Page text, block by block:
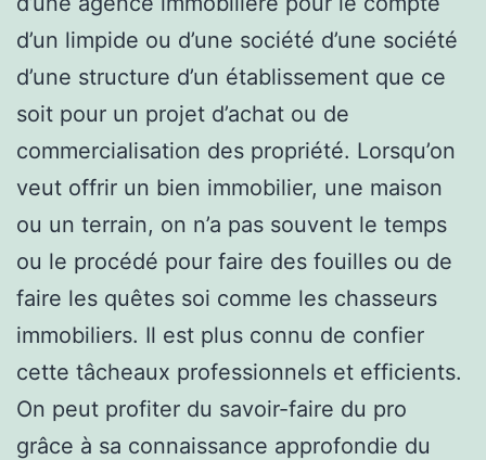
d’un limpide ou d’une société d’une société
d’une structure d’un établissement que ce
soit pour un projet d’achat ou de
commercialisation des propriété. Lorsqu’on
veut offrir un bien immobilier, une maison
ou un terrain, on n’a pas souvent le temps
ou le procédé pour faire des fouilles ou de
faire les quêtes soi comme les chasseurs
immobiliers. Il est plus connu de confier
cette tâcheaux professionnels et efficients.
On peut profiter du savoir-faire du pro
grâce à sa connaissance approfondie du